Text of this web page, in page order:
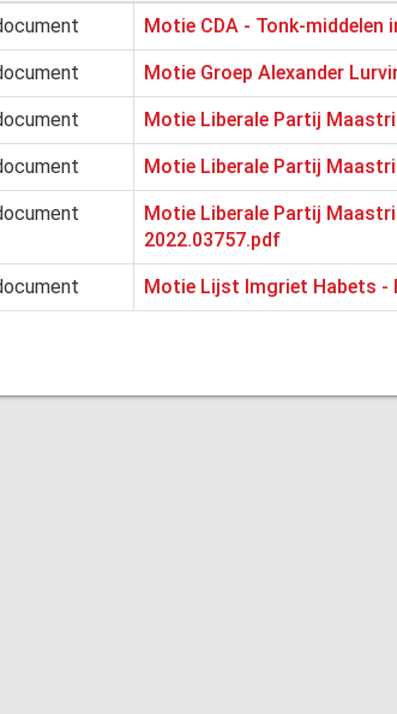
Motie CDA - Tonk-middelen
Motie Groep Alexander
Motie Liberale Partij
Motie Liberale Partij
Motie Liberale Partij
2022.03757.pdf
Motie Lijst Imgriet Habets -